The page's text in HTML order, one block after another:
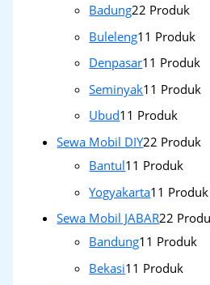
Badung22 Produk
Buleleng1 1 Produk
Denpasar1 1 Produk
Seminyak1 1 Produk
Ubud1 1 Produk
Sewa Mobil DIY22 Produk
Bantul1 1 Produk
Yogyakarta1 1 Produk
Sewa Mobil JABAR22
Bandung1 1 Produk
Bekasi1 1 Produk